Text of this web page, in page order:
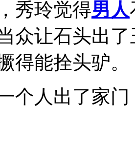
玲觉得男人
众让石头出
得能拴头驴。
人出了家门